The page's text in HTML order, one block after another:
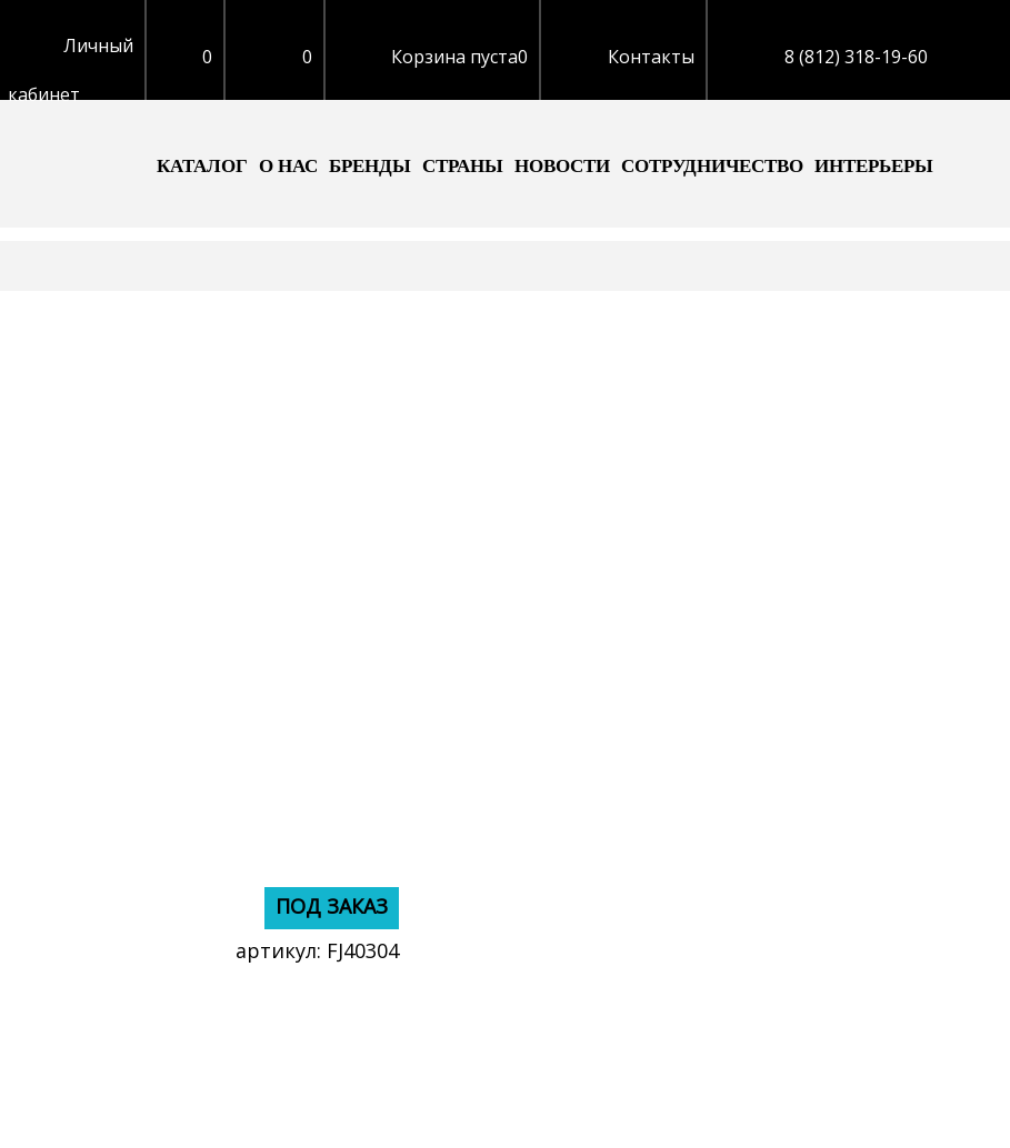
Личный
кабинет
0 0 Корзина пуста0 Контакты 8 (812) 318-19-60
КАТАЛОГ О НАС БРЕНДЫ СТРАНЫ НОВОСТИ СОТРУДНИЧЕСТВО ИНТЕРЬЕРЫ
ПОД ЗАКАЗ
артикул: FJ40304
ПОД ЗАКАЗ